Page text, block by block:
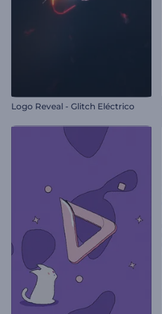
Logo Reveal - Glitch Eléctrico